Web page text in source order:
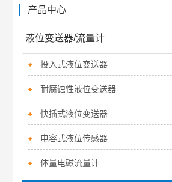
产品中心
液位变送器/流量计
投入式液位变送器
耐腐蚀性液位变送器
快插式液位变送器
电容式液位传感器
体量电磁流量计